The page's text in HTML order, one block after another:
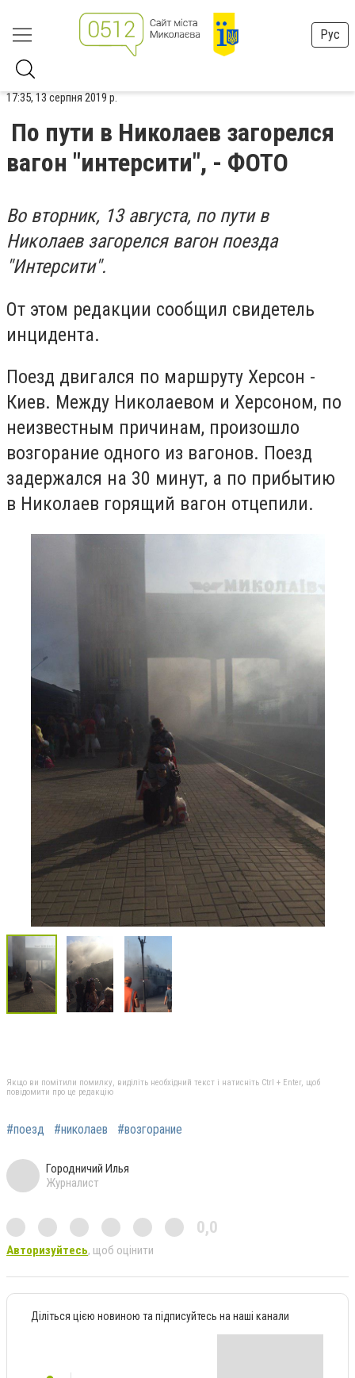
Рус
17:35, 13 серпня 2019 р.
По пути в Николаев загорелся
вагон "интерсити", - ФОТО
Во вторник, 13 августа, по пути в
Николаев загорелся вагон поезда
"Интерсити".
От этом редакции сообщил свидетель
инцидента.
Поезд двигался по маршруту Херсон -
Киев. Между Николаевом и Херсоном, по
неизвестным причинам, произошло
возгорание одного из вагонов. Поезд
задержался на 30 минут, а по прибытию
в Николаев горящий вагон отцепили.
Якщо ви помітили помилку, виділіть необхідний текст і натисніть Ctrl + Enter, щоб
повідомити про це редакцію
#поезд #николаев #возгорание
Городничий Илья
Журналист
0,0
Авторизуйтесь, щоб оцінити
Діліться цією новиною та підписуйтесь на наші канали